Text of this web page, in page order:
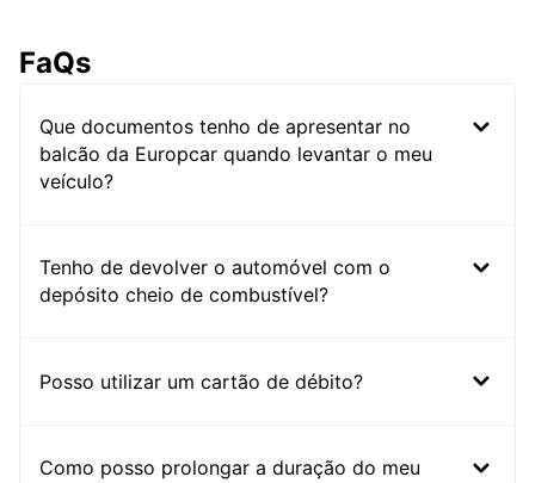
FaQs
Que documentos tenho de apresentar no
balcão da Europcar quando levantar o meu
veículo?
Tenho de devolver o automóvel com o
depósito cheio de combustível?
Posso utilizar um cartão de débito?
Como posso prolongar a duração do meu